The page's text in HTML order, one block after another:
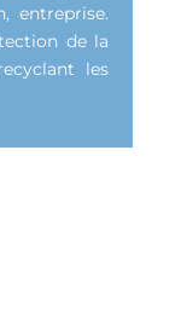
entreprise.
de la
les